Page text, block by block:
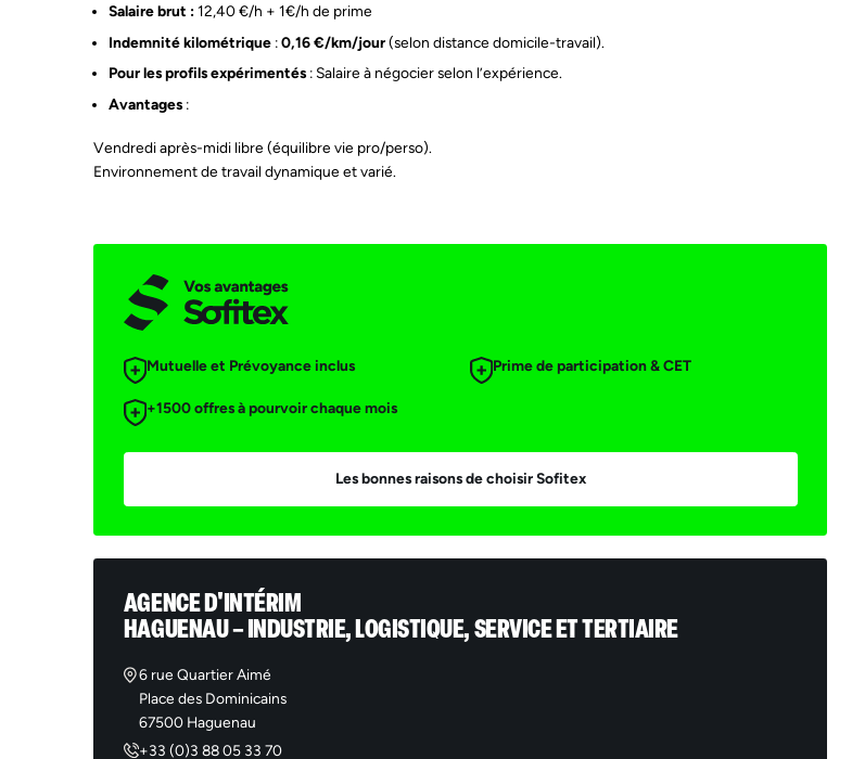
Salaire brut :12,40 €/h + 1€/h de prime
Indemnité kilométrique :0,16 €/km/jour(selon distance domicile-travail).
Pour les profils expérimentés : Salaire à négocier selon l’expérience.
Avantages :
Vendredi après-midi libre (équilibre vie pro/perso).
Environnement de travail dynamique et varié.
Mutuelle et Prévoyance inclus Prime de participation & CET
+1500 offres à pourvoir chaque mois
Les bonnes raisons de choisir Sofitex
AGENCE D'INTÉRIM
HAGUENAU – INDUSTRIE, LOGISTIQUE, SERVICE ET TERTIAIRE
6 rue Quartier Aimé
Place des Dominicains
67500 Haguenau
+33 (0)3 88 05 33 70